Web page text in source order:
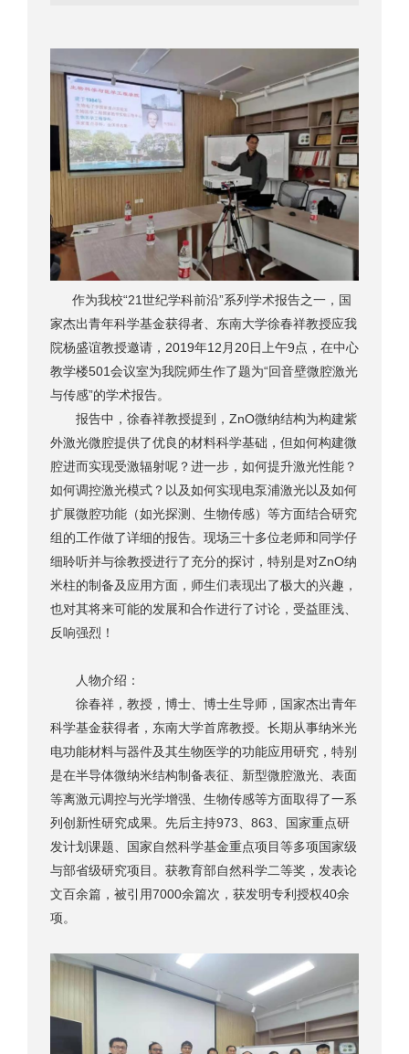
作为我校“21世纪学科前沿”系列学术报告之一，国
家杰出青年科学基金获得者、东南大学徐春祥教授应我
院杨盛谊教授邀请，2019年12月20日上午9点，在中心
教学楼501会议室为我院师生作了题为“回音壁微腔激光
与传感”的学术报告。
报告中，徐春祥教授提到，ZnO微纳结构为构建紫
外激光微腔提供了优良的材料科学基础，但如何构建微
腔进而实现受激辐射呢？进一步，如何提升激光性能？
如何调控激光模式？以及如何实现电泵浦激光以及如何
扩展微腔功能（如光探测、生物传感）等方面结合研究
组的工作做了详细的报告。现场三十多位老师和同学仔
细聆听并与徐教授进行了充分的探讨，特别是对ZnO纳
米柱的制备及应用方面，师生们表现出了极大的兴趣，
也对其将来可能的发展和合作进行了讨论，受益匪浅、
反响强烈！
人物介绍：
徐春祥，教授，博士、博士生导师，国家杰出青年
科学基金获得者，东南大学首席教授。长期从事纳米光
电功能材料与器件及其生物医学的功能应用研究，特别
是在半导体微纳米结构制备表征、新型微腔激光、表面
等离激元调控与光学增强、生物传感等方面取得了一系
列创新性研究成果。先后主持973、863、国家重点研
发计划课题、国家自然科学基金重点项目等多项国家级
与部省级研究项目。获教育部自然科学二等奖，发表论
文百余篇，被引用7000余篇次，获发明专利授权40余
项。